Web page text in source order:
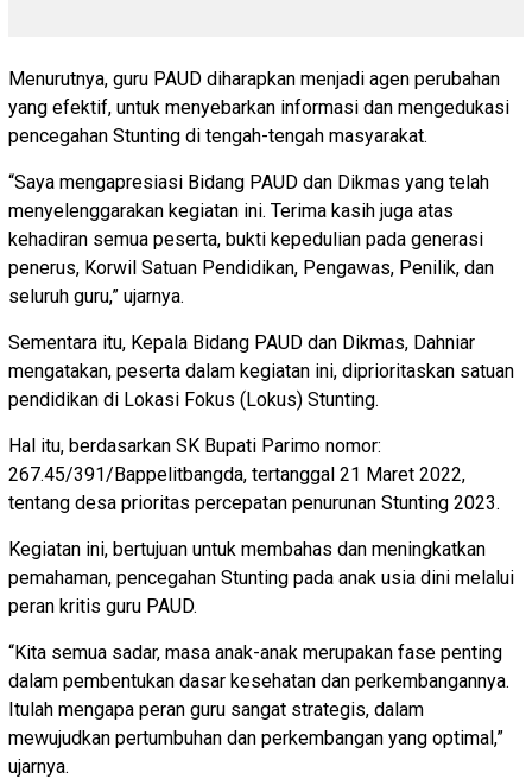
Menurutnya, guru PAUD diharapkan menjadi agen perubahan
yang efektif, untuk menyebarkan informasi dan mengedukasi
pencegahan Stunting di tengah-tengah masyarakat.
“Saya mengapresiasi Bidang PAUD dan Dikmas yang telah
menyelenggarakan kegiatan ini. Terima kasih juga atas
kehadiran semua peserta, bukti kepedulian pada generasi
penerus, Korwil Satuan Pendidikan, Pengawas, Penilik, dan
seluruh guru,” ujarnya.
Sementara itu, Kepala Bidang PAUD dan Dikmas, Dahniar
mengatakan, peserta dalam kegiatan ini, diprioritaskan satuan
pendidikan di Lokasi Fokus (Lokus) Stunting.
Hal itu, berdasarkan SK Bupati Parimo nomor:
267.45/391/Bappelitbangda, tertanggal 21 Maret 2022,
tentang desa prioritas percepatan penurunan Stunting 2023.
Kegiatan ini, bertujuan untuk membahas dan meningkatkan
pemahaman, pencegahan Stunting pada anak usia dini melalui
peran kritis guru PAUD.
“Kita semua sadar, masa anak-anak merupakan fase penting
dalam pembentukan dasar kesehatan dan perkembangannya.
Itulah mengapa peran guru sangat strategis, dalam
mewujudkan pertumbuhan dan perkembangan yang optimal,”
ujarnya.